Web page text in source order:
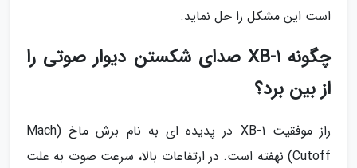
است این مشکل را حل نماید.
چگونه XB-1 صدای شکستن دیوار صوتی را
از بین برد؟
راز موفقیت XB-1 در پدیده ای به نام برش ماخ (Mach
Cutoff) نهفته است. در ارتفاعات بالا، سرعت صوت به علت